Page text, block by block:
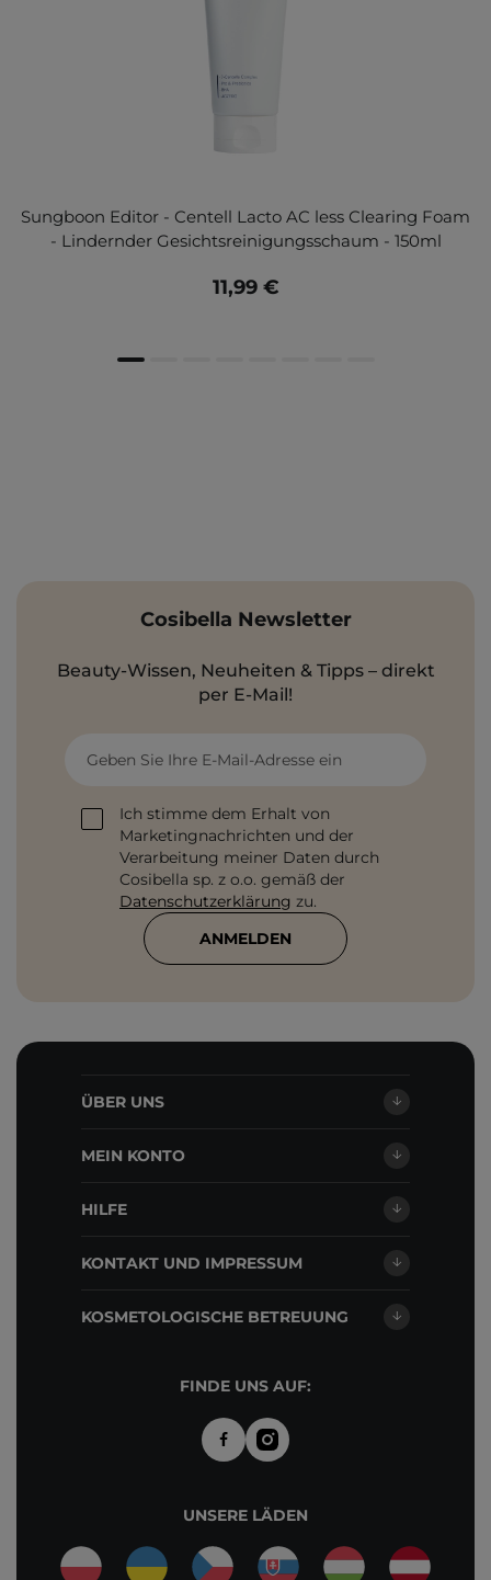
Sungboon Editor - Centell Lacto AC less Clearing Foam
- Lindernder Gesichtsreinigungsschaum - 150ml
11,99 €
Cosibella Newsletter
Beauty-Wissen, Neuheiten & Tipps – direkt
per E-Mail!
Geben Sie Ihre E-Mail-Adresse ein
Ich stimme dem Erhalt von
Marketingnachrichten und der
Verarbeitung meiner Daten durch
Cosibella sp. z o.o. gemäß der
Datenschutzerklärung zu.
ANMELDEN
ÜBER UNS
MEIN KONTO
HILFE
KONTAKT UND IMPRESSUM
KOSMETOLOGISCHE BETREUUNG
FINDE UNS AUF:
UNSERE LÄDEN